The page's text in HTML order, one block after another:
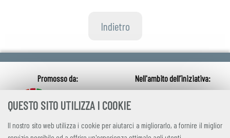
QUESTO SITO UTILIZZA I COOKIE
Il nostro sito web utilizza i cookie per aiutarci a migliorarlo, a fornire il miglior
Indietro